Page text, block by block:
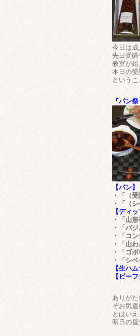
今日は成
先日受講
教室が
本日の受
という
『パン
【パン】
・「（
・「（
【ディ
・「山
・「バ
・「コ
・「山
・「ゴ
・「シ
【生ハ
【ビー
ありが
ぞお気遣
とはい
明日の昼